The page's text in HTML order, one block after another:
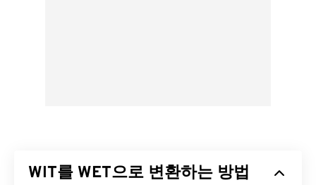
WIT를 WET으로 변환하는 방법